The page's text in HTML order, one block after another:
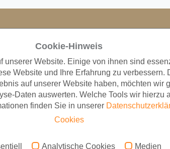
Cookie-Hinweis
unserer Website. Einige von ihnen sind
Website und Ihre Erfahrung zu verbessern.
auf unserer Website haben, möchten wir
Daten auswerten. Welche Tools wir hierzu
finden Sie in unserer
Cookies
Analytische Cookies Medien